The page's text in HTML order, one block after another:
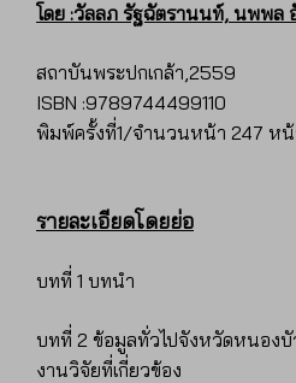
โดย :วัลลภ รัฐฉัตรานนท์, นพพล
สถาบันพระปกเกล้า,2559
ISBN :9789744499110
พิมพ์ครั้งที่1/จำนวนหน้า 247 หน้
รายละเอียดโดยย่อ
บทที่ 1 บทนำ
บทที่ 2 ข้อมูลทั่วไปจังหวัดหนอง
งานวิจัยที่เกี่ยวข้อง